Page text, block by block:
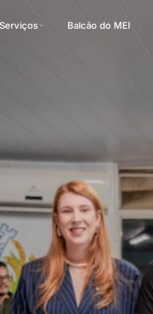
Serviços Balcão do MEI